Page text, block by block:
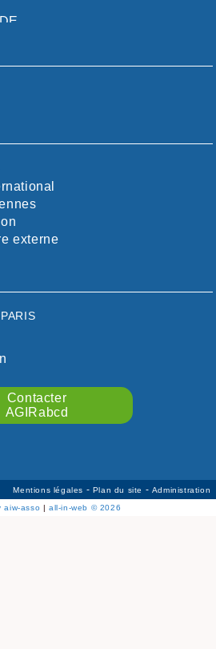
externe
Contacter
AGIRabcd
Mentions légales - Plan du site - Administration
aiw-asso | all-in-web © 2026